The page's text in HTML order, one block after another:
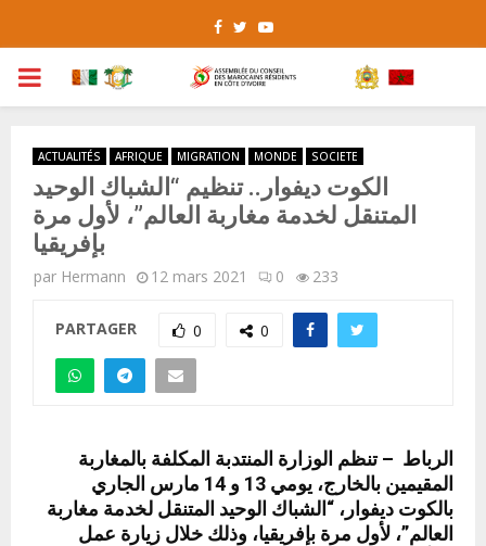
Facebook
TwitterYoutube
PRIMARY
ACTUALITÉS AFRIQUE MIGRATION MONDE SOCIETE
الكوت ديفوار.. تنظيم “الشباك الوحيد
المتنقل لخدمة مغاربة العالم”، لأول مرة
بإفريقيا
par Hermann 12 mars 2021 0 233
PARTAGER 0 0
الرباط – تنظم الوزارة المنتدبة المكلفة بالمغاربة
المقيمين بالخارج، يومي 13 و 14 مارس الجاري
بالكوت ديفوار، “الشباك الوحيد المتنقل لخدمة مغاربة
العالم”، لأول مرة بإفريقيا، وذلك خلال زيارة عمل